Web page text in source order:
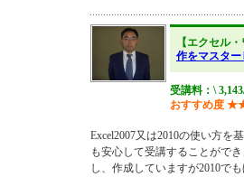
【エクセル
作をマスター
受講料：\
おすすめ度 ★
Excel2007又は2010の使い方を
も安心して受講することがで
し、作成していますが2010で